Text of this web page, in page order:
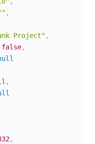
,
Project" ,
false,
,
,